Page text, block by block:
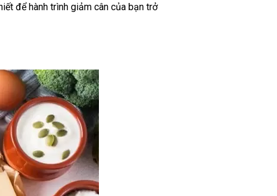
để hành trình giảm cân của bạn trở